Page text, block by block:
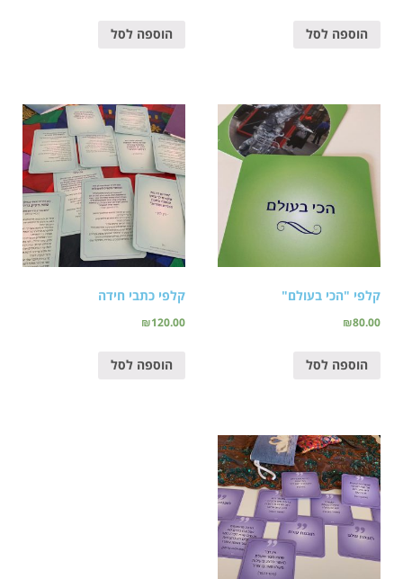
הוספה לסל הוספה לסל
קלפי "הכי בעולם"
₪80.00
הוספה לסל
קלפי כתבי חידה
₪120.00
הוספה לסל